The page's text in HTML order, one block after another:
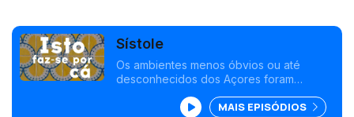
Sístole
Os ambientes menos óbvios ou até
desconhecidos dos Açores foram
com fotografia e som ambiente da
MAIS EPISÓDIOS